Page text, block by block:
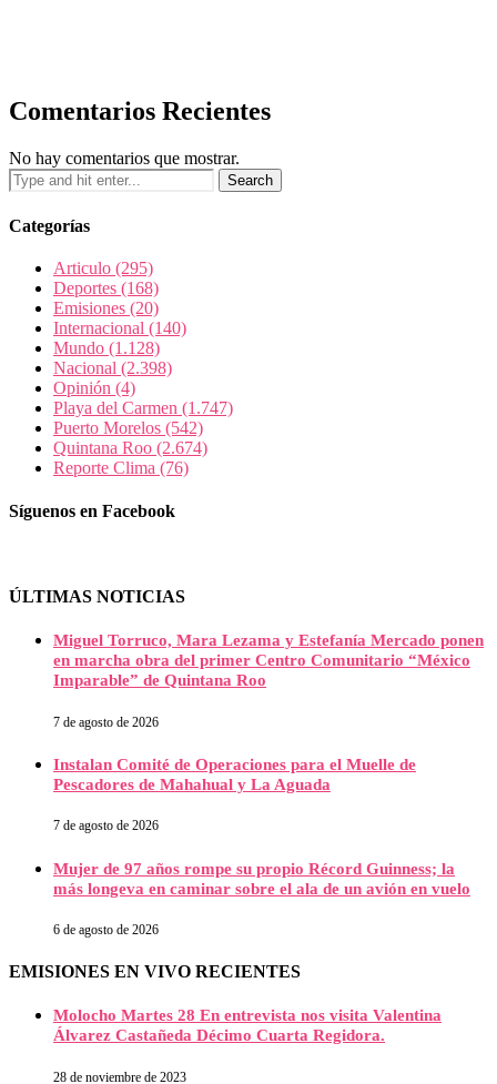
Comentarios Recientes
No hay comentarios que mostrar.
Categorías
Articulo (295)
Deportes (168)
Emisiones (20)
Internacional (140)
Mundo (1.128)
Nacional (2.398)
Opinión (4)
Playa del Carmen (1.747)
Puerto Morelos (542)
Quintana Roo (2.674)
Reporte Clima (76)
Síguenos en Facebook
ÚLTIMAS NOTICIAS
Miguel Torruco, Mara Lezama y Estefanía Mercado ponen
en marcha obra del primer Centro Comunitario “México
Imparable” de Quintana Roo
7 de agosto de 2026
Instalan Comité de Operaciones para el Muelle de
Pescadores de Mahahual y La Aguada
7 de agosto de 2026
Mujer de 97 años rompe su propio Récord Guinness; la
más longeva en caminar sobre el ala de un avión en vuelo
6 de agosto de 2026
EMISIONES EN VIVO RECIENTES
Molocho Martes 28 En entrevista nos visita Valentina
Álvarez Castañeda Décimo Cuarta Regidora.
28 de noviembre de 2023